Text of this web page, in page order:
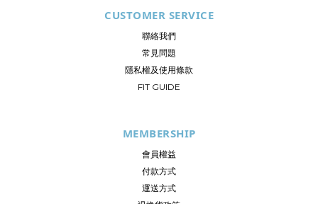
CUSTOMER SERVICE
聯絡我們
常見問題
隱私權及使用條款
FIT GUIDE
MEMBERSHIP
會員權益
付款方式
運送方式